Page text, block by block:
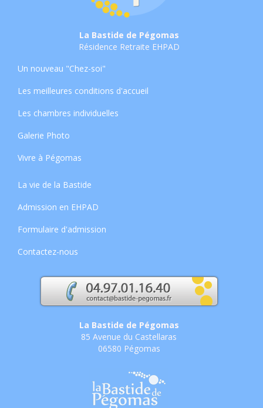
La Bastide de Pégomas
Résidence Retraite EHPAD
Un nouveau "Chez-soi"
Les meilleures conditions d'accueil
Les chambres individuelles
Galerie Photo
Vivre à Pégomas
La vie de la Bastide
Admission en EHPAD
Formulaire d'admission
Contactez-nous
La Bastide de Pégomas
85 Avenue du Castellaras
06580 Pégomas